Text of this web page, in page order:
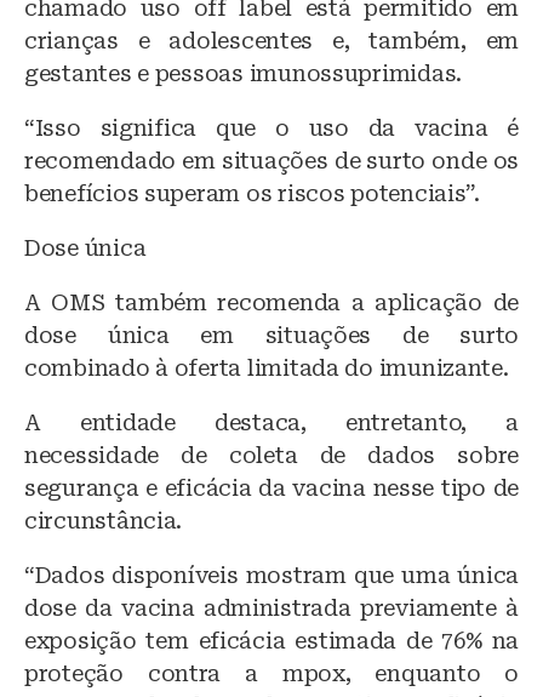
chamado uso off label está permitido em
crianças e adolescentes e, também, em
gestantes e pessoas imunossuprimidas.
“Isso significa que o uso da vacina é
recomendado em situações de surto onde os
benefícios superam os riscos potenciais”.
Dose única
A OMS também recomenda a aplicação de
dose única em situações de surto
combinado à oferta limitada do imunizante.
A entidade destaca, entretanto, a
necessidade de coleta de dados sobre
segurança e eficácia da vacina nesse tipo de
circunstância.
“Dados disponíveis mostram que uma única
dose da vacina administrada previamente à
exposição tem eficácia estimada de 76% na
proteção contra a mpox, enquanto o